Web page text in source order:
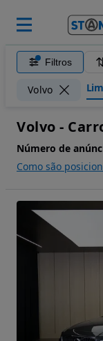
Filtros
Volvo
Volvo -
Número de
Como são